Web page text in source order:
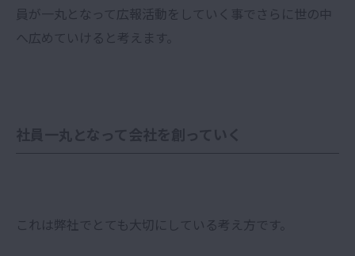
員が一丸となって広報活動をしていく事でさらに世の中
へ広めていけると考えます。
これは弊社でとても大切にしている考え方です。